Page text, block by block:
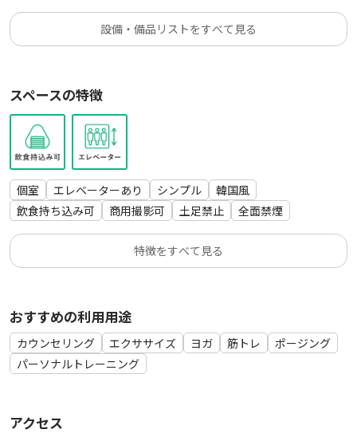
設備・備品リストをすべて見る
スペースの特徴
個室 エレベーターあり シンプル
韓国風
飲食持ち込み可
商用撮影可 土足禁止 全面禁煙
特徴をすべて見る
おすすめの利用用途
カウンセリング エクササイズ ヨガ 筋トレ
ポージング
パーソナルトレーニング
アクセス